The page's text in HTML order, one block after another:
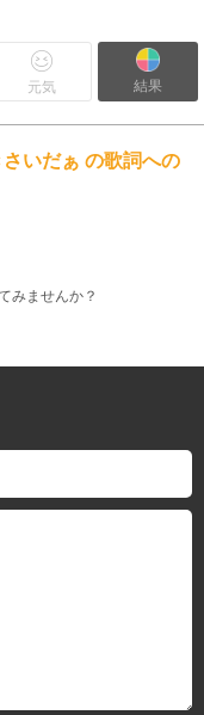
元気 結果
いだぁ の歌詞への
みませんか？